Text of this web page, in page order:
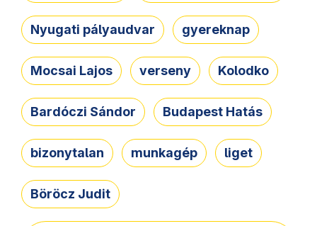
Nyugati pályaudvar gyereknap
Mocsai Lajos verseny Kolodko
Bardóczi Sándor Budapest Hatás
bizonytalan munkagép liget
Böröcz Judit